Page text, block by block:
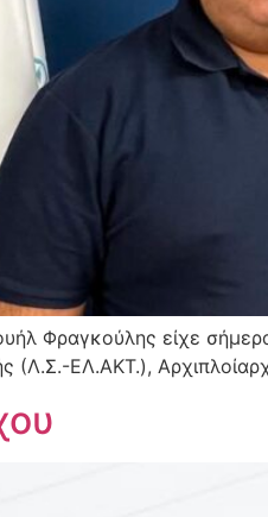
Φραγκούλης είχε
(Λ.Σ.-ΕΛ.ΑΚΤ.),